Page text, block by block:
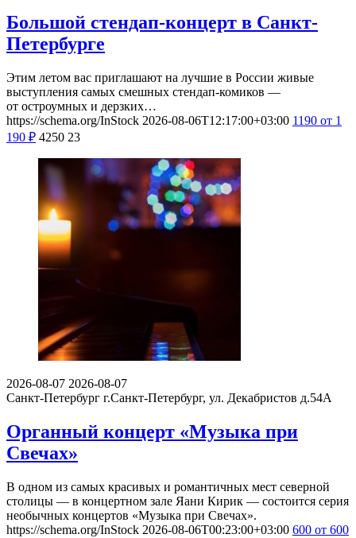
Большой стендап-концерт в Санкт-
Петербурге
Этим летом вас приглашают на лучшие в России живые
выступления самых смешных стендап-комиков —
от остроумных и дерзких…
https://schema.org/InStock 2026-08-06T12:17:00+03:00 1190 от 1
190 ₽ 4250 23
2026-08-07 2026-08-07
Санкт-Петербург г.Санкт-Петербург, ул. Декабристов д.54А
Органный концерт «Музыка при
Свечах»
В одном из самых красивых и романтичных мест северной
столицы — в концертном зале Яани Кирик — состоится серия
необычных концертов «Музыка при Свечах».
https://schema.org/InStock 2026-08-06T00:23:00+03:00 600 от 600